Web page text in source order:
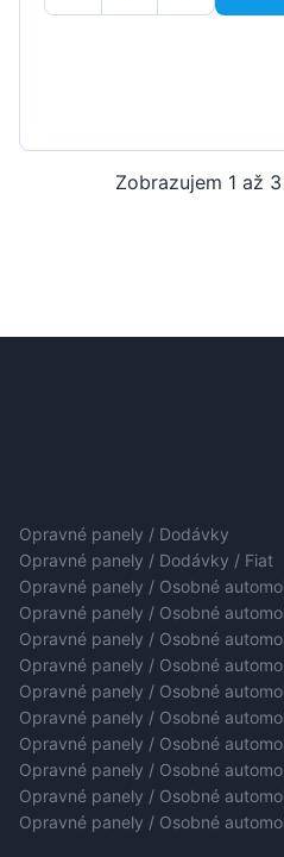
Zobrazujem 1 až
Opravné panely / Dodávky
Opravné panely / Dodávky / Fiat
Opravné panely / Osobné
Opravné panely / Osobné
Opravné panely / Osobné
Opravné panely / Osobné
Opravné panely / Osobné
Opravné panely / Osobné
Opravné panely / Osobné
Opravné panely / Osobné
Opravné panely / Osobné
Opravné panely / Osobné